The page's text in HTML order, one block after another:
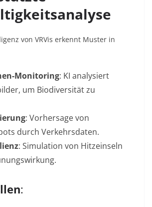
von VRVis erkennt Muster in
Monitoring: KI analysiert
um Biodiversität zu
: Vorhersage von
durch Verkehrsdaten.
: Simulation von Hitzeinseln
.
: